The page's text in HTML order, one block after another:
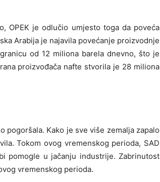
OPEK je odlučio umjesto toga da poveća
Arabija je najavila povećanje proizvodnje
od 12 miliona barela dnevno, što je
proizvođača nafte stvorila je 28 miliona
pogoršala. Kako je sve više zemalja zapalo
Tokom ovog vremenskog perioda, SAD
pomogle u jačanju industrije. Zabrinutost
vremenskog perioda.